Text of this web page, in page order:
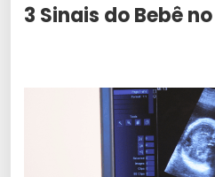
3 Sinais do Bebê